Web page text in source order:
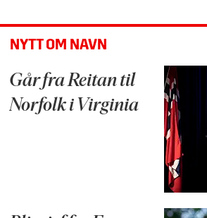
NYTT OM NAVN
Går fra Reitan til
Norfolk i Virginia